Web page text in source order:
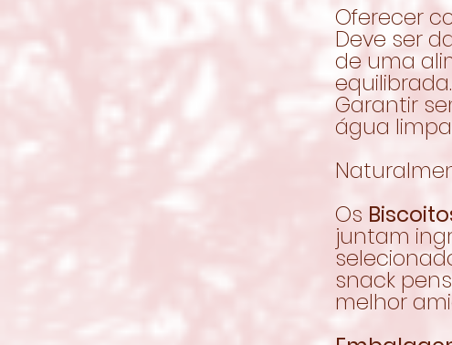
Oferecer
Deve ser
de uma
equilibrada.
Garantir
água
Os
juntam
snack
melhor